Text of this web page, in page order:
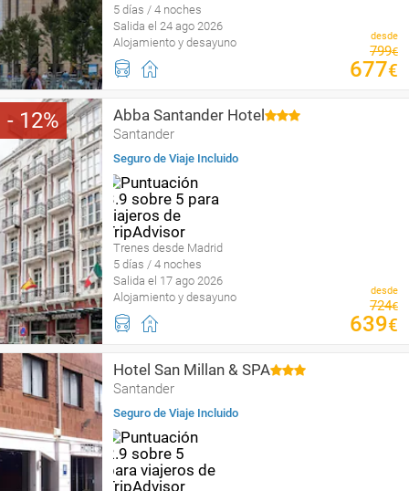
5 días / 4 noches
Salida el 24 ago 2026
Alojamiento y desayuno
desde
799€
677€
12 Abba Santander Hotel
Santander
Seguro de Viaje Incluido
Trenes desde Madrid
5 días / 4 noches
Salida el 17 ago 2026
Alojamiento y desayuno
desde
724€
639€
Hotel San Millan & SPA
Santander
Seguro de Viaje Incluido